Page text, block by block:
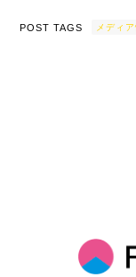
POST TAGS メディア